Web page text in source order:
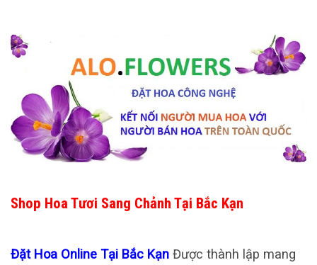
Shop Hoa Tươi Sang Chảnh Tại Bắc Kạn
Đặt Hoa Online Tại Bắc Kạn Được thành lập mang